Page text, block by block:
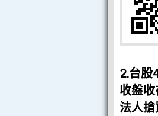
2.台股
收盤
法人搶